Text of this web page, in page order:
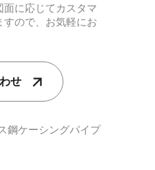
面に応じてカスタマ
ので、お気軽にお
せ